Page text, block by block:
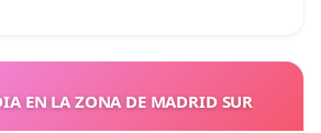
EN LA ZONA DE MADRID SUR